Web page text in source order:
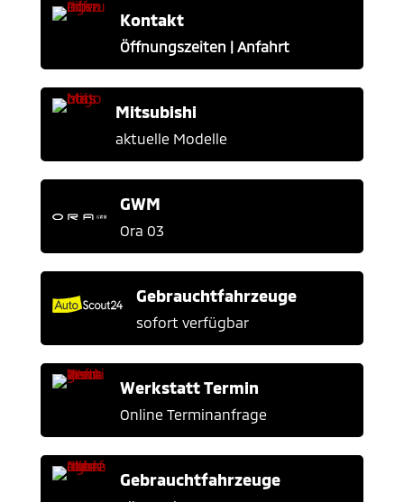
Kontakt
Öffnungszeiten | Anfahrt
Mitsubishi
aktuelle Modelle
GWM
Ora 03
Gebrauchtfahrzeuge
sofort verfügbar
Werkstatt Termin
Online Terminanfrage
Gebrauchtfahrzeuge